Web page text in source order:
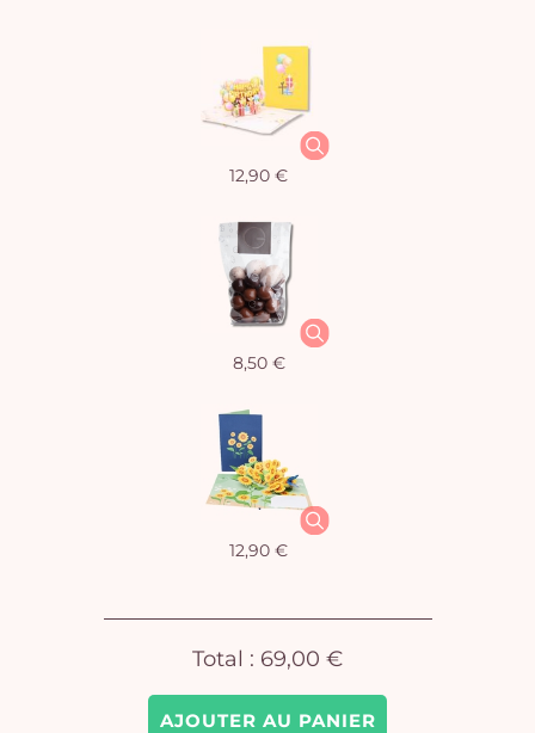
AJOUTER AU PANIER
12,90 €
8,50 €
12,90 €
Total : 69,00 €